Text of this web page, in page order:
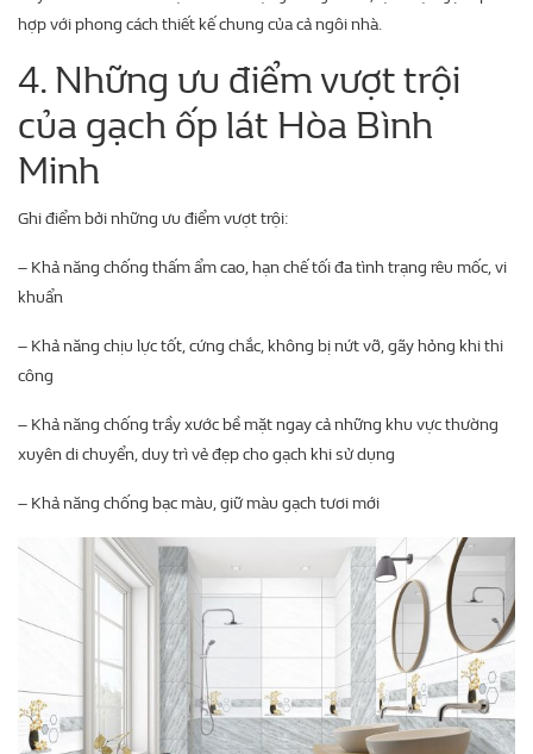
hợp với phong cách thiết kế chung của cả ngôi nhà.
4. Những ưu điểm vượt trội
của gạch ốp lát Hòa Bình
Minh
Ghi điểm bởi những ưu điểm vượt trội:
– Khả năng chống thấm ẩm cao, hạn chế tối đa tình trạng rêu mốc, vi
khuẩn
– Khả năng chịu lực tốt, cứng chắc, không bị nứt vỡ, gãy hỏng khi thi
công
– Khả năng chống trầy xước bề mặt ngay cả những khu vực thường
xuyên di chuyển, duy trì vẻ đẹp cho gạch khi sử dụng
– Khả năng chống bạc màu, giữ màu gạch tươi mới